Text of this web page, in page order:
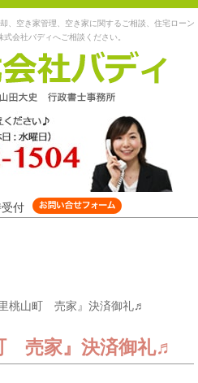
、空き家管理、空き家に関するご相談、住宅ローン
会社バディへご相談ください。
付
里桃山町 売家』決済御礼♬
売家』決済御礼♬